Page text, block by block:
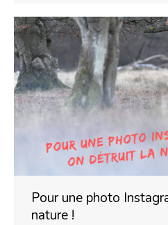
Pour une photo
nature !